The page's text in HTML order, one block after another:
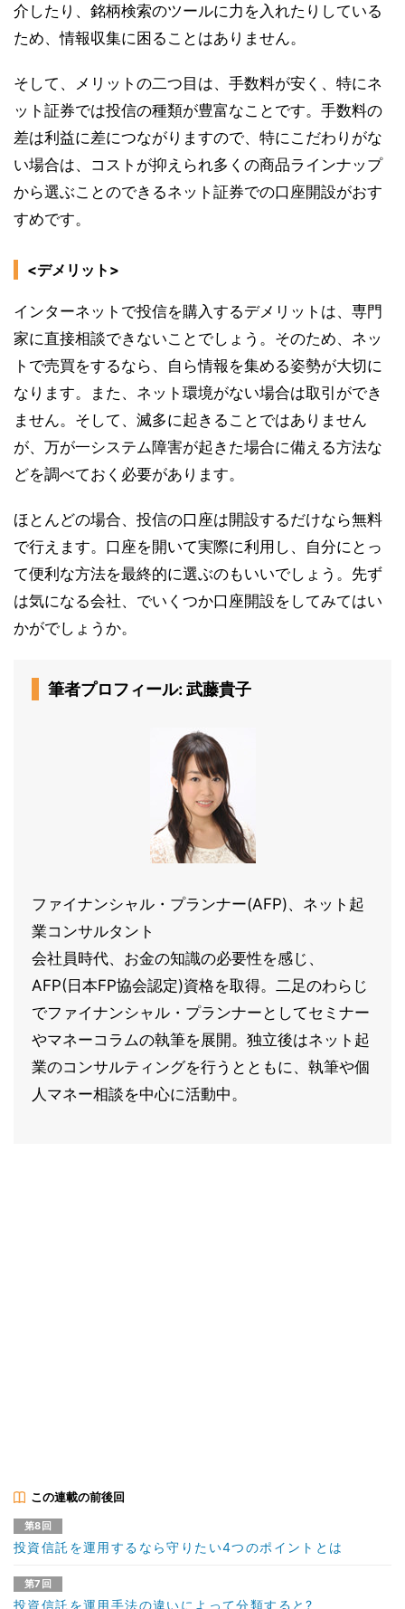
介したり、銘柄検索のツールに力を入れたりしている
ため、情報収集に困ることはありません。
そして、メリットの二つ目は、手数料が安く、特にネ
ット証券では投信の種類が豊富なことです。手数料の
差は利益に差につながりますので、特にこだわりがな
い場合は、コストが抑えられ多くの商品ラインナップ
から選ぶことのできるネット証券での口座開設がおす
すめです。
<デメリット>
インターネットで投信を購入するデメリットは、専門
家に直接相談できないことでしょう。そのため、ネッ
トで売買をするなら、自ら情報を集める姿勢が大切に
なります。また、ネット環境がない場合は取引ができ
ません。そして、滅多に起きることではありません
が、万が一システム障害が起きた場合に備える方法な
どを調べておく必要があります。
ほとんどの場合、投信の口座は開設するだけなら無料
で行えます。口座を開いて実際に利用し、自分にとっ
て便利な方法を最終的に選ぶのもいいでしょう。先ず
は気になる会社、でいくつか口座開設をしてみてはい
かがでしょうか。
筆者プロフィール: 武藤貴子
ファイナンシャル・プランナー(AFP)、ネット起
業コンサルタント
会社員時代、お金の知識の必要性を感じ、
AFP(日本FP協会認定)資格を取得。二足のわらじ
でファイナンシャル・プランナーとしてセミナー
やマネーコラムの執筆を展開。独立後はネット起
業のコンサルティングを行うとともに、執筆や個
人マネー相談を中心に活動中。
この連載の前後回
第8回
投資信託を運用するなら守りたい4つのポイントとは
第7回
投資信託を運用手法の違いによって分類すると?